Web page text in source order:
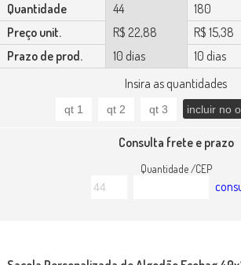
Insira as quantidades
Consulta frete e prazo
Quantidade /CEP
Quantidade
44 180
Preço unit.
R$ 22,88 R$ 15,38
Prazo de prod.
10 dias 10 dias